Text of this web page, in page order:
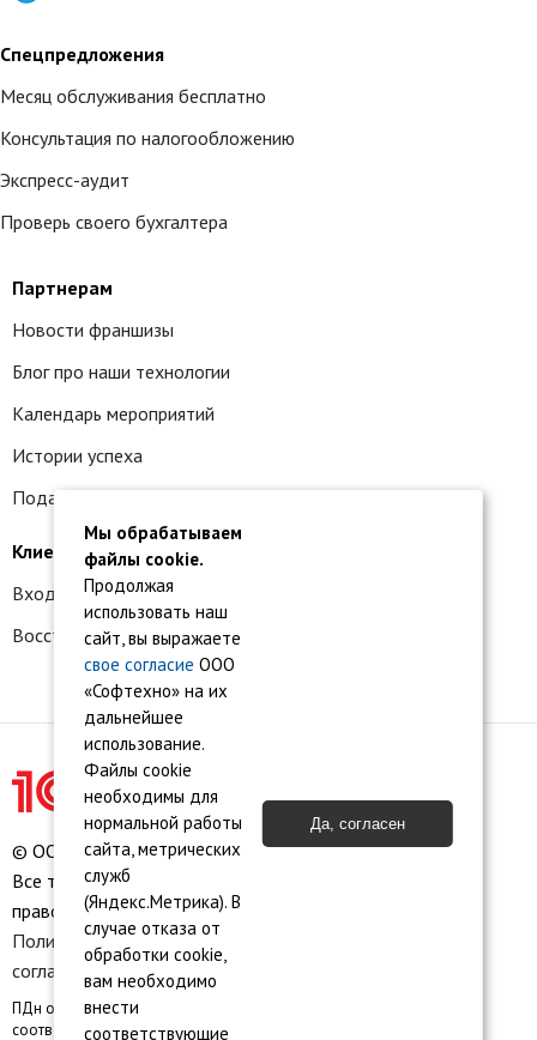
Спецпредложения
Месяц обслуживания бесплатно
Консультация по налогообложению
Экспресс-аудит
Проверь своего бухгалтера
Партнерам
Новости франшизы
Блог про наши технологии
Календарь мероприятий
Истории успеха
Подать заявку на франшизу
Клиентам
Вход в личный кабинет
Восстановление доступа к сервису 1С:БО
© ООО «Софтехно» Все права защищены.
Все торговые марки являются собственностью их
правообладателей.
Политика конфиденциальности
соглашение
Карта сайта
ПДн опубликованы на сайте при наличии правовых оснований в
соответствии с ч.1 ст.6 и ст. 10.1 152-ФЗ. Субъектами установлены
Мы обрабатываем
файлы cookie.
Продолжая
использовать наш
сайт, вы выражаете
свое согласие ООО
«Софтехно» на их
дальнейшее
использование.
Файлы cookie
необходимы для
нормальной работы
сайта, метрических
служб
(Яндекс.Метрика). В
случае отказа от
обработки cookie,
вам необходимо
внести
соответствующие
Да, согласен